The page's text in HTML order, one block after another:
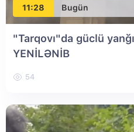
11:28 Bugün
"Tarqovı"da güclü
YENİLƏNİB
54